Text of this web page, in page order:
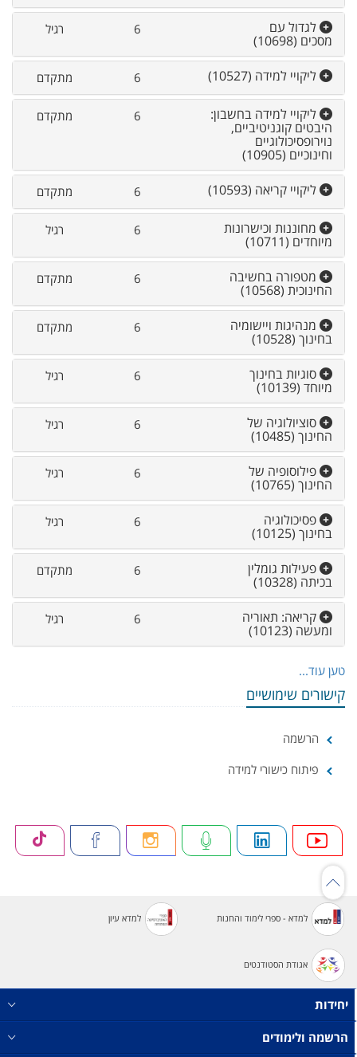
לגדול עם
מסכים (10698)
6 רגיל
ליקויי למידה (10527)
6 מתקדם
ליקויי למידה בחשבון:
היבטים קוגניטיביים,
נוירופסיכולוגיים
וחינוכיים (10905)
6 מתקדם
ליקויי קריאה (10593)
6 מתקדם
מחוננות וכישרונות
מיוחדים (10711)
6 רגיל
מטפורה בחשיבה
החינוכית (10568)
6 מתקדם
מנהיגות ויישומיה
בחינוך (10528)
6 מתקדם
סוגיות בחינוך
מיוחד (10139)
6 רגיל
סוציולוגיה של
החינוך (10485)
6 רגיל
פילוסופיה של
החינוך (10765)
6 רגיל
פסיכולוגיה
בחינוך (10125)
6 רגיל
פעילות גומלין
בכיתה (10328)
6 מתקדם
קריאה: תאוריה
ומעשה (10123)
6 רגיל
טען עוד...
קישורים שימושיים
הרשמה
פיתוח כישורי למידה
למדא - ספרי לימוד והחנות למדא עיון
אגודת הסטודנטים
יחידות
הרשמה ולימודים